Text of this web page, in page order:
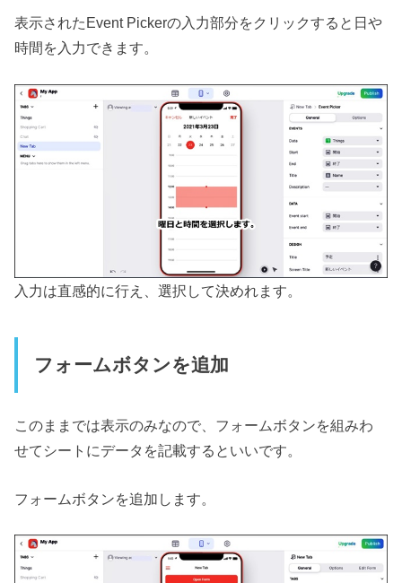
表示されたEvent Pickerの入力部分をクリックすると日や
時間を入力できます。
入力は直感的に行え、選択して決めれます。
フォームボタンを追加
このままでは表示のみなので、フォームボタンを組みわ
せてシートにデータを記載するといいです。
フォームボタンを追加します。